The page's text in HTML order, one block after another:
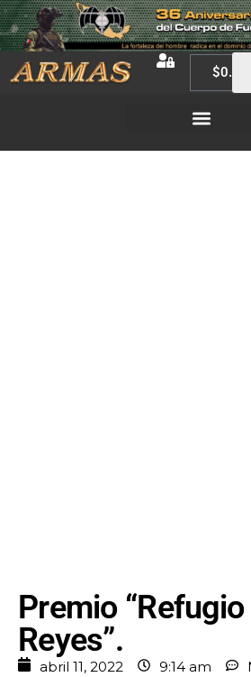
$0.00
Premio
Reyes”.
abril 11, 2022 9:14 am